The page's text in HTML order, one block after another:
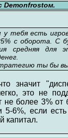
Demonfrostом.
у тебя есть
с оборота. С
средняя для
ты бы
значит
это не
не более 3% от
5-6%, если
капитал.